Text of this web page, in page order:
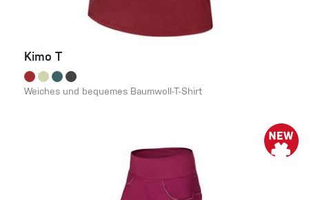
Kimo T
Weiches und bequemes Baumwoll-T-Shirt